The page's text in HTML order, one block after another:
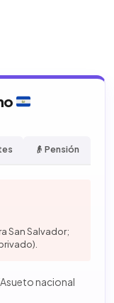
👴 Pensión
San Salvador;
nacional